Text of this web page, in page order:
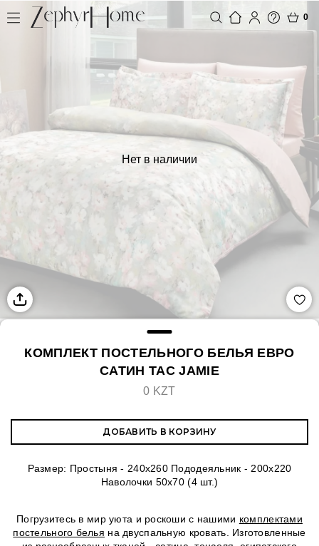
0
Нет в наличии
КОМПЛЕКТ ПОСТЕЛЬНОГО БЕЛЬЯ ЕВРО
САТИН TAC JAMIE
0 KZT
ДОБАВИТЬ В КОРЗИНУ
Размер: Простыня - 240х260 Пододеяльник - 200х220
Наволочки 50х70 (4 шт.)
Погрузитесь в мир уюта и роскоши с нашими комплектами
постельного белья на двуспальную кровать. Изготовленные